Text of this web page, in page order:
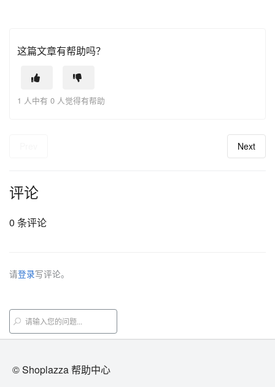
这篇文章有帮助吗？
1 人中有 0 人觉得有帮助
Next
评论
0 条评论
请登录写评论。
© Shoplazza 帮助中心